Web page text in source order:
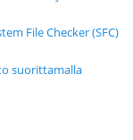
File Checker (SFC)
suorittamalla